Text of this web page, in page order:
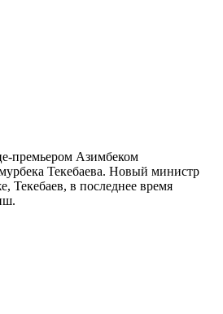
премьером Азимбеком
Текебаева. Новый министр
Текебаев, в последнее время